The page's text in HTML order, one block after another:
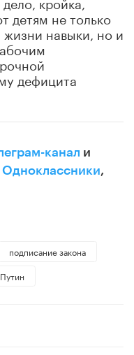
детям не только
навыки, но и
дефицита
канал и
Одноклассники,
подписание закона